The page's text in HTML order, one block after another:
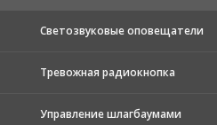
Светозвуковые оповещатели
Тревожная радиокнопка
Управление шлагбаумами